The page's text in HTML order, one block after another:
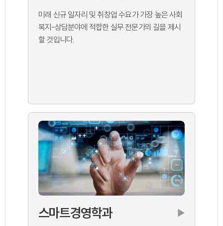
미래 신규 일자리 및 취창업 수요가 가장 높은 사회
복지-상담분야에 적합한 실무 전문가의 길을 제시
할 것입니다.
스마트경영학과 ▶